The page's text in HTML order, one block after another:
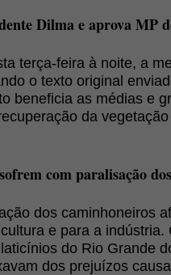
Dilma e aprova MP
terça-feira à noite, a
o texto original
beneficia as médias e
da
com paralisação
dos caminhoneiros
e para a indústria.
do Rio Grande
dos prejuízos